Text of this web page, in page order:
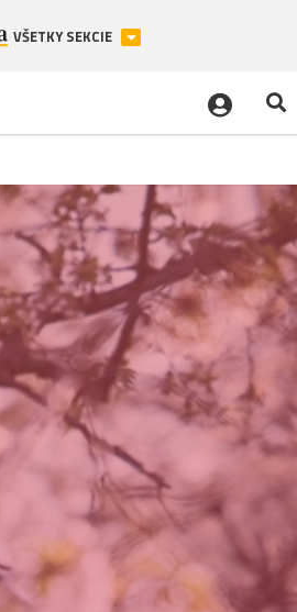
VŠETKY SEKCIE